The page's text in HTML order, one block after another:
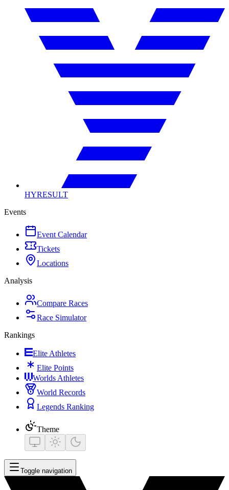
HYRESULT
Events
Event Calendar
Tickets
Locations
Analysis
Compare Races
Race Simulator
Rankings
Elite Athletes
Elite Points
Worlds Athletes
World Records
Legends Ranking
Theme
Toggle navigation